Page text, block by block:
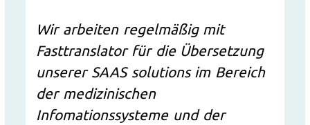
Wir arbeiten regelmäßig mit
Fasttranslator für die Übersetzung
unserer SAAS solutions im Bereich
der medizinischen
Infomationssysteme und der